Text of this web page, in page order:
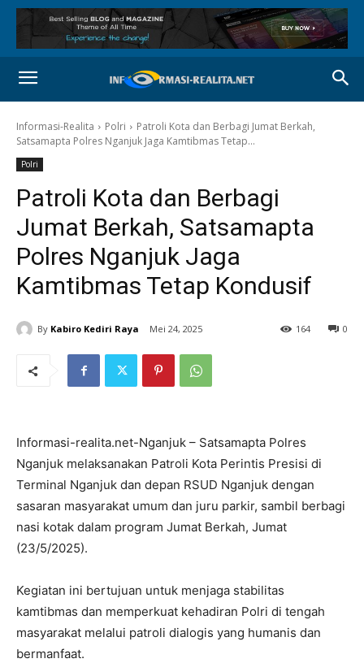
Informasi-Realita Polri
Patroli Kota dan Berbagi Jumat Berkah,
Satsamapta Polres Nganjuk Jaga Kamtibmas Tetap...
Polri
Patroli Kota dan Berbagi
Jumat Berkah, Satsamapta
Polres Nganjuk Jaga
Kamtibmas Tetap Kondusif
By Kabiro Kediri Raya Mei 24, 2025 0
164
Informasi-realita.net-Nganjuk – Satsamapta Polres
Nganjuk melaksanakan Patroli Kota Perintis Presisi di
Terminal Nganjuk dan depan RSUD Nganjuk dengan
sasaran masyarakat umum dan juru parkir, sambil berbagi
nasi kotak dalam program Jumat Berkah, Jumat
(23/5/2025).
Kegiatan ini bertujuan untuk menjaga stabilitas
kamtibmas dan memperkuat kehadiran Polri di tengah
masyarakat melalui patroli dialogis yang humanis dan
bermanfaat.